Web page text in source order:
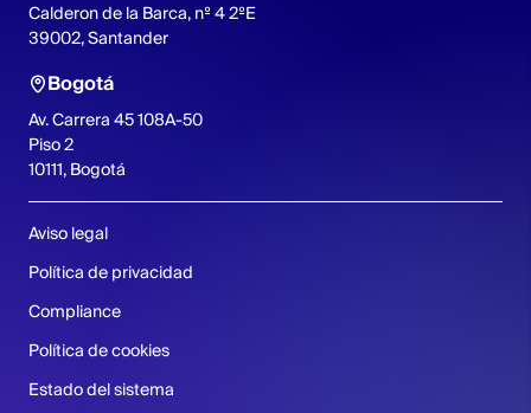
Calderon de la Barca, nº 4 2ºE
39002, Santander
Bogotá
Av. Carrera 45 108A-50
Piso 2
10111, Bogotá
Aviso legal
Política de privacidad
Compliance
Política de cookies
Estado del sistema